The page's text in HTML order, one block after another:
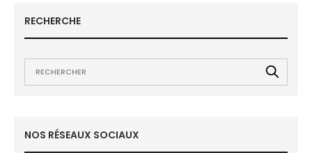
RECHERCHE
NOS RÉSEAUX SOCIAUX